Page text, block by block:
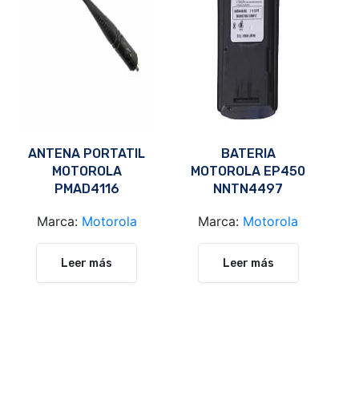
ANTENA PORTATIL
MOTOROLA
PMAD4116
Marca: Motorola
Leer más
BATERIA
MOTOROLA EP450
NNTN4497
Marca: Motorola
Leer más